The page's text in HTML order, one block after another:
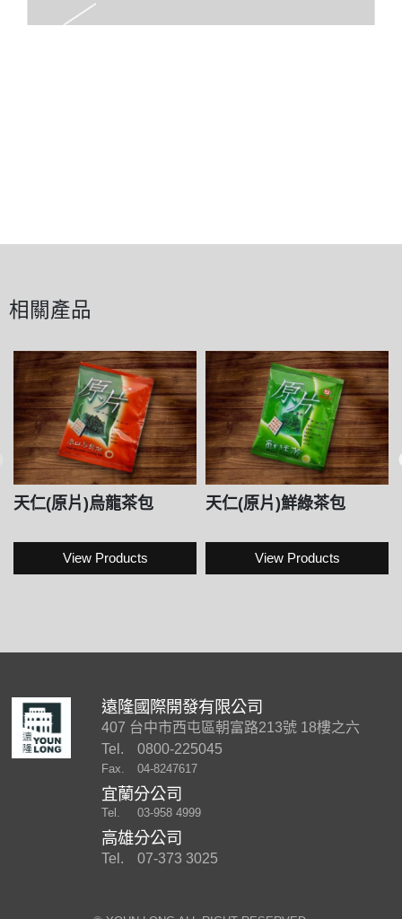
相關產品
天仁(原片)烏龍茶包
View Products
天仁(原片)鮮綠茶包
View Products
遠隆國際開發有限公司
407 台中市西屯區朝富路213號 18樓之六
Tel.
0800-225045
Fax. 04-8247617
宜蘭分公司
Tel. 03-958 4999
高雄分公司
Tel. 07-373 3025